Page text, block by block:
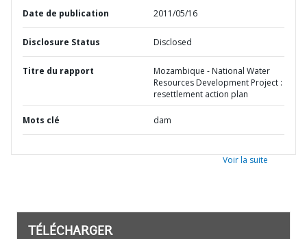
Date de publication 2011/05/16
Disclosure Status Disclosed
Titre du rapport
Mozambique - National Water
Resources Development Project :
resettlement action plan
Mots clé dam
Voir la suite
TÉLÉCHARGER